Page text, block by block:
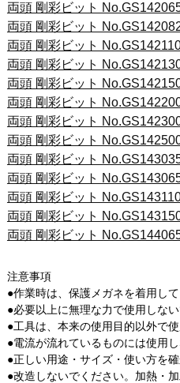
両頭 剛彩ビット
両頭 剛彩ビット
両頭 剛彩ビット
両頭 剛彩ビット
両頭 剛彩ビット
両頭 剛彩ビット
両頭 剛彩ビット
両頭 剛彩ビット
両頭 剛彩ビット
両頭 剛彩ビット
両頭 剛彩ビット
両頭 剛彩ビット
両頭 剛彩ビット
注意事項
●作業時は、保護メガネを着用して
●必要以上に無理な力で使用しない
●工具は、本来の使用目的以外で
●電流が流れているものには使用し
●正しい用途・サイズ・使い方を
●改造しないでください。加熱・